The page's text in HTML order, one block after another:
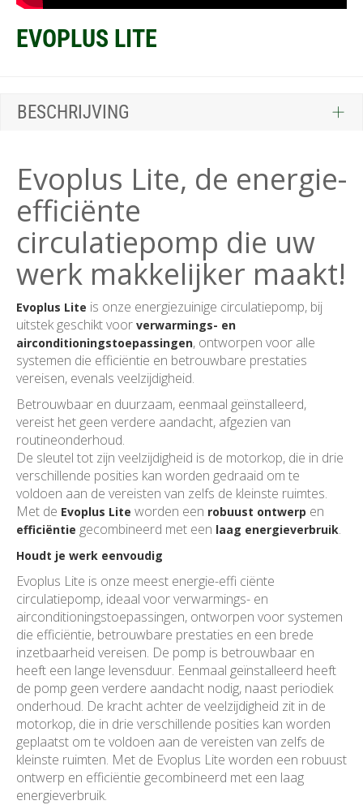
EVOPLUS LITE
BESCHRIJVING
Evoplus Lite, de energie-
efficiënte
circulatiepomp die uw
werk makkelijker maakt!
Evoplus Lite is onze energiezuinige circulatiepomp, bij
uitstek geschikt voor verwarmings- en
airconditioningstoepassingen, ontworpen voor alle
systemen die efficiëntie en betrouwbare prestaties
vereisen, evenals veelzijdigheid.
Betrouwbaar en duurzaam, eenmaal geïnstalleerd,
vereist het geen verdere aandacht, afgezien van
routineonderhoud.
De sleutel tot zijn veelzijdigheid is de motorkop, die in drie
verschillende posities kan worden gedraaid om te
voldoen aan de vereisten van zelfs de kleinste ruimtes.
Met de Evoplus Lite worden een robuust ontwerp en
efficiëntie gecombineerd met een laag energieverbruik.
Houdt je werk eenvoudig
Evoplus Lite is onze meest energie-effi ciënte
circulatiepomp, ideaal voor verwarmings- en
airconditioningstoepassingen, ontworpen voor systemen
die efficiëntie, betrouwbare prestaties en een brede
inzetbaarheid vereisen. De pomp is betrouwbaar en
heeft een lange levensduur. Eenmaal geïnstalleerd heeft
de pomp geen verdere aandacht nodig, naast periodiek
onderhoud. De kracht achter de veelzijdigheid zit in de
motorkop, die in drie verschillende posities kan worden
geplaatst om te voldoen aan de vereisten van zelfs de
kleinste ruimten. Met de Evoplus Lite worden een robuust
ontwerp en efficiëntie gecombineerd met een laag
energieverbruik.